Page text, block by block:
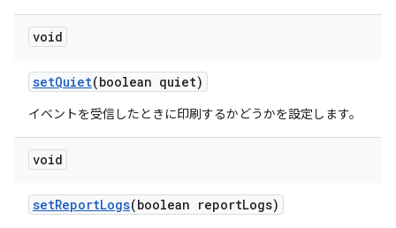
void
setQuiet(boolean quiet)
イベントを受信したときに印刷するかどうかを設定します。
void
setReportLogs(boolean reportLogs)